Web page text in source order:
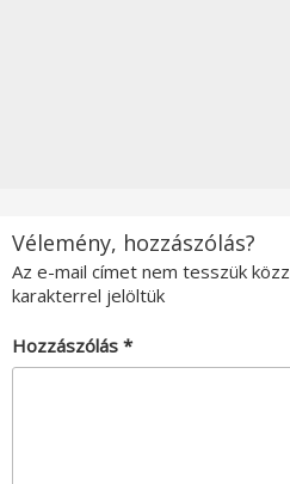
Vélemény, hozzászólás?
Az e-mail címet nem tesszük
karakterrel jelöltük
Hozzászólás *